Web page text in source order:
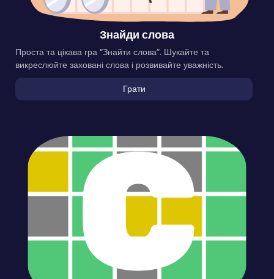
Знайди слова
Проста та цікава гра “Знайти слова”. Шукайте та
викреслюйте заховані слова і розвивайте уважність.
Грати